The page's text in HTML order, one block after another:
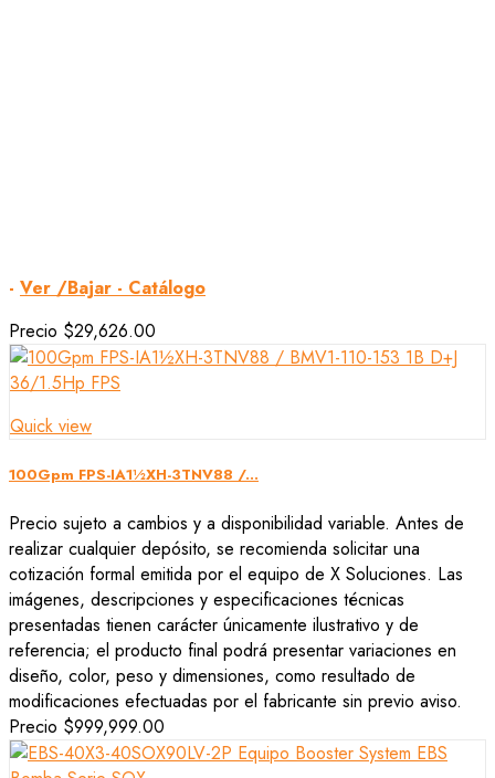
- Ver /Bajar - Catálogo
Precio $29,626.00
Quick view
100Gpm FPS-IA1½XH-3TNV88 /...
Precio sujeto a cambios y a disponibilidad variable. Antes de
realizar cualquier depósito, se recomienda solicitar una
cotización formal emitida por el equipo de X Soluciones. Las
imágenes, descripciones y especificaciones técnicas
presentadas tienen carácter únicamente ilustrativo y de
referencia; el producto final podrá presentar variaciones en
diseño, color, peso y dimensiones, como resultado de
modificaciones efectuadas por el fabricante sin previo aviso.
Precio $999,999.00